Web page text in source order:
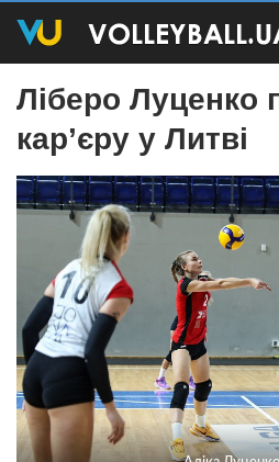
Ліберо Луценко
кар’єру у Литві